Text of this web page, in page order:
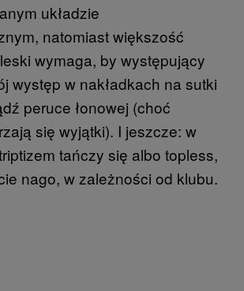
układzie
natomiast większość
wymaga, by występujący
występ w nakładkach na sutki
peruce łonowej (choć
się wyjątki). I jeszcze: w
tańczy się albo topless,
nago, w zależności od klubu.